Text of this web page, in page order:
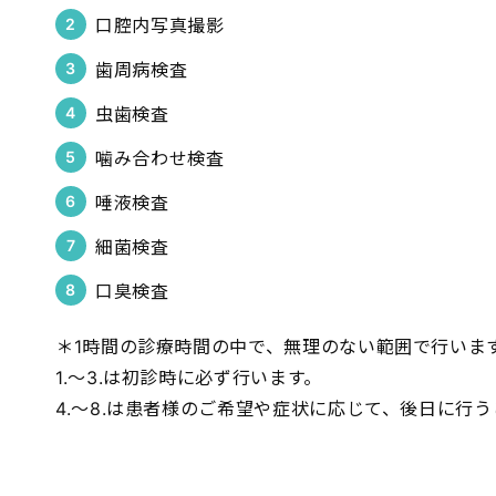
口腔内写真撮影
歯周病検査
虫歯検査
噛み合わせ検査
唾液検査
細菌検査
口臭検査
＊1時間の診療時間の中で、無理のない範囲で行いま
1.〜3.は初診時に必ず行います。
4.〜8.は患者様のご希望や症状に応じて、後日に行う